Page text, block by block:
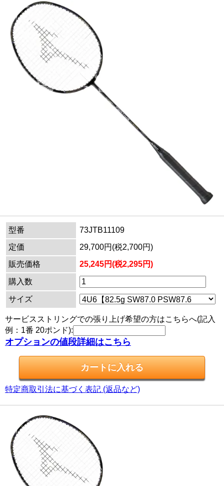
型番
73JTB11109
定価
29,700円(税2,700円)
販売価格
25,245円(税2,295円)
購入数
サイズ
サービスストリングでの張り上げ希望の方はこちらへ(記入
例：1番 20ポンド):
オプションの値段詳細はこちら
特定商取引法に基づく表記 (返品など)